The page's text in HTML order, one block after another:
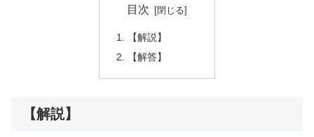
目次
【解説】
【解答】
【解説】